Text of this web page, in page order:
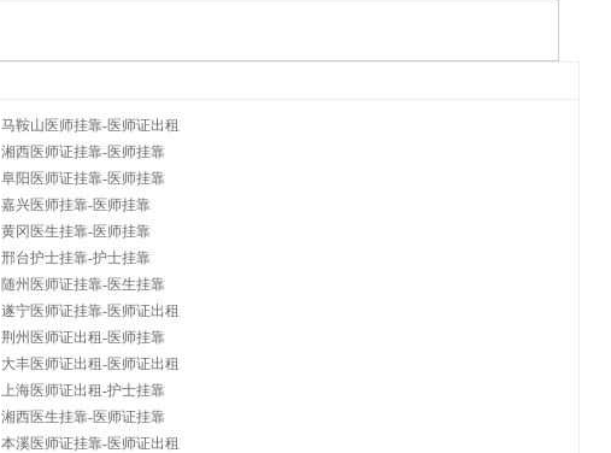
马鞍山医师挂靠-医师证出租
湘西医师证挂靠-医师挂靠
阜阳医师证挂靠-医师挂靠
嘉兴医师挂靠-医师挂靠
黄冈医生挂靠-医师挂靠
邢台护士挂靠-护士挂靠
随州医师证挂靠-医生挂靠
遂宁医师证挂靠-医师证出租
荆州医师证出租-医师挂靠
大丰医师证出租-医师证出租
上海医师证出租-护士挂靠
湘西医生挂靠-医师证挂靠
本溪医师证挂靠-医师证出租